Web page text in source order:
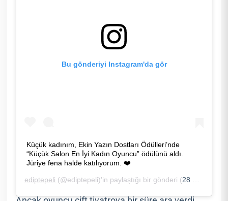
Bu gönderiyi Instagram'da gör
Küçük kadınım, Ekin Yazın Dostları Ödülleri’nde
“Küçük Salon En İyi Kadın Oyuncu” ödülünü aldı.
Jüriye fena halde katılıyorum. ❤️
ediptepeli (@ediptepeli)'in paylaştığı bir gönderi (28 May, 2019, 1:27ös PDT